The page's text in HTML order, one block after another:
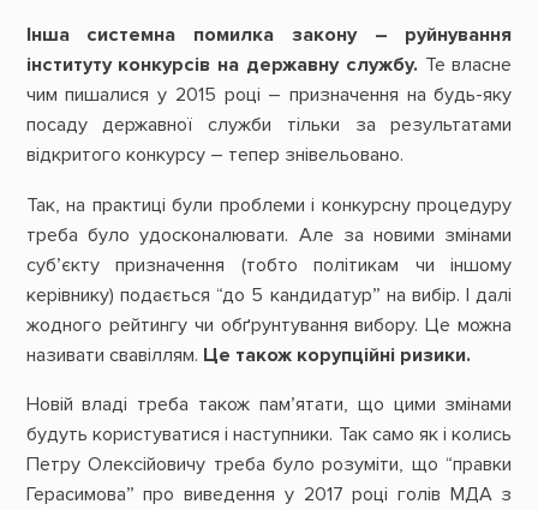
Інша системна помилка закону – руйнування
інституту конкурсів на державну службу. Те власне
чим пишалися у 2015 році – призначення на будь-яку
посаду державної служби тільки за результатами
відкритого конкурсу – тепер знівельовано.
Так, на практиці були проблеми і конкурсну процедуру
треба було удосконалювати. Але за новими змінами
суб’єкту призначення (тобто політикам чи іншому
керівнику) подається “до 5 кандидатур” на вибір. І далі
жодного рейтингу чи обґрунтування вибору. Це можна
називати свавіллям. Це також корупційні ризики.
Новій владі треба також пам’ятати, що цими змінами
будуть користуватися і наступники. Так само як і колись
Петру Олексійовичу треба було розуміти, що “правки
Герасимова” про виведення у 2017 році голів МДА з